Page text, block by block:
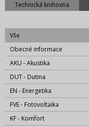
Technická knihovna
Vše
Obecné informace
AKU - Akustika
DUT - Dutina
EN - Energetika
FVE - Fotovoltaika
KF - Komfort